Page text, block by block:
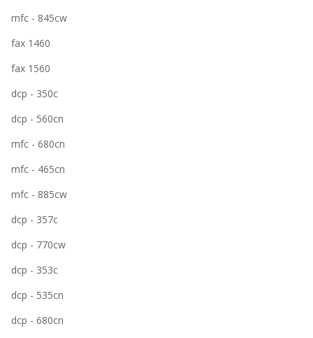
mfc - 845cw
fax 1460
fax 1560
dcp - 350c
dcp - 560cn
mfc - 680cn
mfc - 465cn
mfc - 885cw
dcp - 357c
dcp - 770cw
dcp - 353c
dcp - 535cn
dcp - 680cn